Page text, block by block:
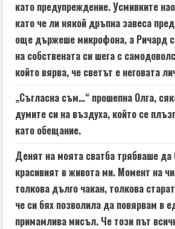
като предупреждение. Усмивките
като че ли някой дръпна завеса
още държеше микрофона, а Ричард
на собствената си шега с
който вярва, че светът е неговата
„Съгласна съм…“ прошепна Олга,
думите си на въздуха, който се
като обещание.
Денят на моята сватба трябваше да
красивият в живота ми. Момент на
толкова дълго чакан, толкова
че си бях позволила да повярвам в
примамлива мисъл. Че този път